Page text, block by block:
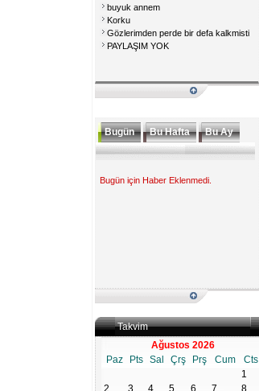
buyuk annem
Korku
Gözlerimden perde bir defa kalkmisti
PAYLAŞIM YOK
Bugün Bu Hafta Bu Ay
Bugün için Haber Eklenmedi.
Takvim
Ağustos 2026
Paz
Pts Sal Çrş Prş Cum
Cts
1
2
3 4 5 6 7
8